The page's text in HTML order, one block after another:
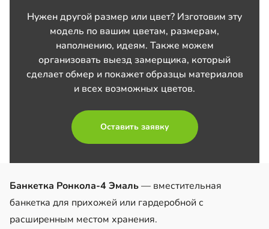
Нужен другой размер или цвет? Изготовим эту
модель по вашим цветам, размерам,
наполнению, идеям. Также можем
организовать выезд замерщика, который
сделает обмер и покажет образцы материалов
и всех возможных цветов.
Оставить заявку
Банкетка Ронкола-4 Эмаль— вместительная
банкетка для прихожей или гардеробной с
расширенным местом хранения.